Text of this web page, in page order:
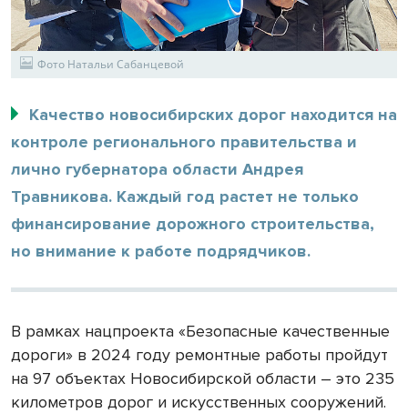
Фото Натальи Сабанцевой
Качество новосибирских дорог находится на
контроле регионального правительства и
лично губернатора области Андрея
Травникова. Каждый год растет не только
финансирование дорожного строительства,
но внимание к работе подрядчиков.
В рамках нацпроекта «Безопасные качественные
дороги» в 2024 году ремонтные работы пройдут
на 97 объектах Новосибирской области – это 235
километров дорог и искусственных сооружений.